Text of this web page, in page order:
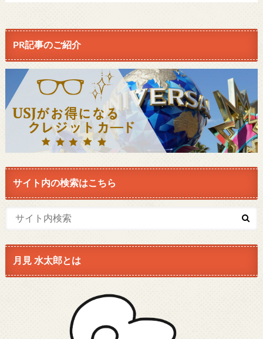
PR記事のご紹介
サイト内の検索はこちら
月見 水太郎とは